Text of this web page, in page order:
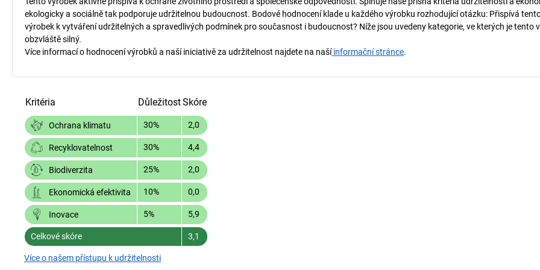
ekologicky a sociálně tak podporuje udržitelnou budoucnost. Bodové hodnocení klade u každého výrobku rozhodující otázku: Přispívá
výrobek k vytváření udržitelných a spravedlivých podmínek pro současnost i budoucnost? Níže jsou uvedeny kategorie, ve kterých je tento
obzvláště silný.
Více informací o hodnocení výrobků a naší iniciativě za udržitelnost najdete na našíinformační stránce.
Kritéria DůležitostSkóre
Ochrana klimatu 30% 2,0
Recyklovatelnost 30% 4,4
Biodiverzita 25% 2,0
Ekonomická efektivita 10% 0,0
Inovace 5% 5,9
Celkové skóre 3,1
Více o našem přístupu k udržitelnosti